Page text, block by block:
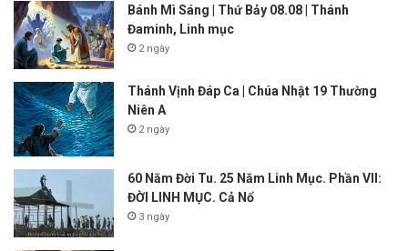
Bánh Mì Sáng | Thứ Bảy 08.08 | Thánh
Đaminh, Linh mục
2 ngày
Thánh Vịnh Đáp Ca | Chúa Nhật 19 Thường
Niên A
2 ngày
60 Năm Đời Tu. 25 Năm Linh Mục. Phần VII:
ĐỜI LINH MỤC. Cả Nổ
3 ngày